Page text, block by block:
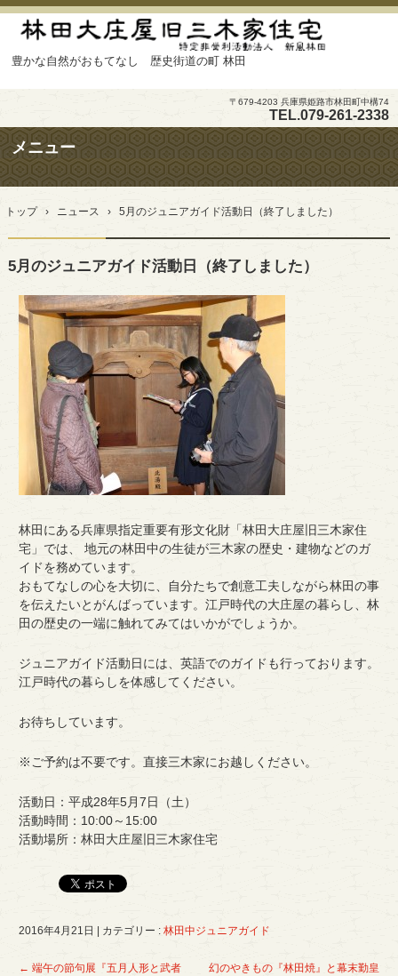
豊かな自然がおもてなし 歴史街道の町 林田
TEL.079-261-2338
〒679-4203 兵庫県姫路市林田町中構74
メニュー
コ
テ
へ
トップ › ニュース › 5月のジュニアガイド活動日（終了しました）
5月のジュニアガイド活動日（終了しました）
林田にある兵庫県指定重要有形文化財「林田大庄屋旧三木家住
宅」では、 地元の林田中の生徒が三木家の歴史・建物などのガ
イドを務めています。
おもてなしの心を大切に、自分たちで創意工夫しながら林田の事
を伝えたいとがんばっています。江戸時代の大庄屋の暮らし、林
田の歴史の一端に触れてみてはいかがでしょうか。
ジュニアガイド活動日には、英語でのガイドも行っております。
江戸時代の暮らしを体感してください。
お待ちしています。
※ご予約は不要です。直接三木家にお越しください。
活動日：平成28年5月7日（土）
活動時間：10:00～15:00
活動場所：林田大庄屋旧三木家住宅
2016年4月21日 カテゴリー : 林田中ジュニアガイド
← 端午の節句展『五月人形と武者
幻のやきもの『林田焼』と幕末勤皇